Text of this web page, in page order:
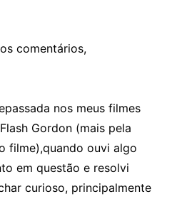
comentários,
nos meus filmes
Gordon (mais pela
filme),quando ouvi algo
em questão e resolvi
curioso, principalmente